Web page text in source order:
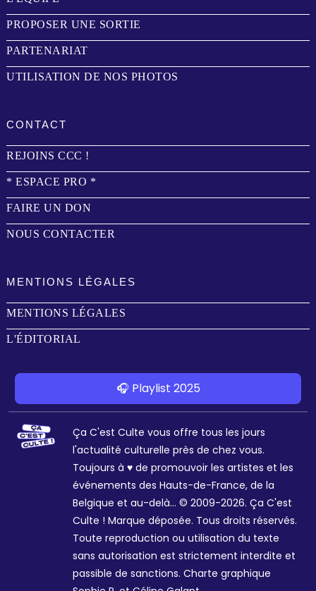
PROPOSER UNE SORTIE
PARTENARIAT
UTILISATION DE NOS PHOTOS
CONTACT
REJOINS CCC !
* ESPACE PRO *
FAIRE UN DON
NOUS CONTACTER
MENTIONS LÉGALES
MENTIONS LÉGALES
L'ÉDITORIAL
🎧 Playlist 2025
Ça C'est Culte vous offre tous les jours
l'actualité culturelle près de chez vous.
Toujours à ♥ de promouvoir les artistes et les
événements des Hauts-de-France, de la
Belgique et au-delà... © 2009-2026. Ça C'est
Culte ! Marque déposée. Tous droits réservés.
Toute reproduction ou utilisation du texte
sans autorisation est strictement interdite et
passible de sanctions. Charte graphique